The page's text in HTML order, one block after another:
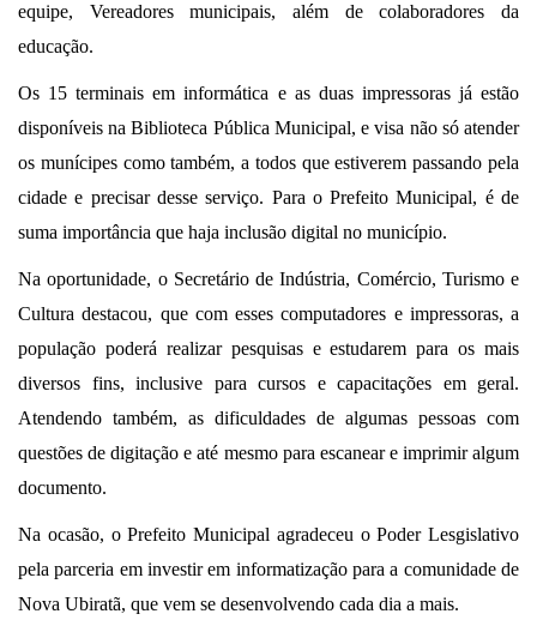
equipe, Vereadores municipais, além de colaboradores da
educação.
Os 15 terminais em informática e as duas impressoras já estão
disponíveis na Biblioteca Pública Municipal, e visa não só atender
os munícipes como também, a todos que estiverem passando pela
cidade e precisar desse serviço. Para o Prefeito Municipal, é de
suma importância que haja inclusão digital no município.
Na oportunidade, o Secretário de Indústria, Comércio, Turismo e
Cultura destacou, que com esses computadores e impressoras, a
população poderá realizar pesquisas e estudarem para os mais
diversos fins, inclusive para cursos e capacitações em geral.
Atendendo também, as dificuldades de algumas pessoas com
questões de digitação e até mesmo para escanear e imprimir algum
documento.
Na ocasão, o Prefeito Municipal agradeceu o Poder Lesgislativo
pela parceria em investir em informatização para a comunidade de
Nova Ubiratã, que vem se desenvolvendo cada dia a mais.